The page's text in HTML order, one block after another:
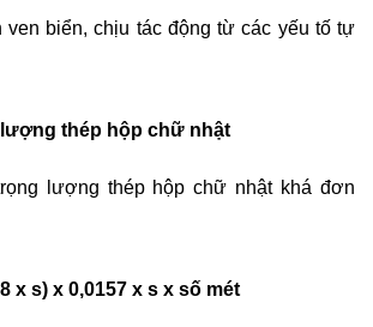
ven biển, chịu tác động từ các yếu tố tự
thép hộp chữ nhật
lượng thép hộp chữ nhật khá đơn
x s) x 0,0157 x s x số mét